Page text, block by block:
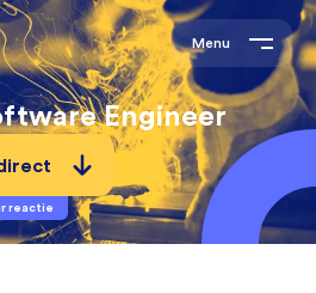
Menu
Engineer
reactie